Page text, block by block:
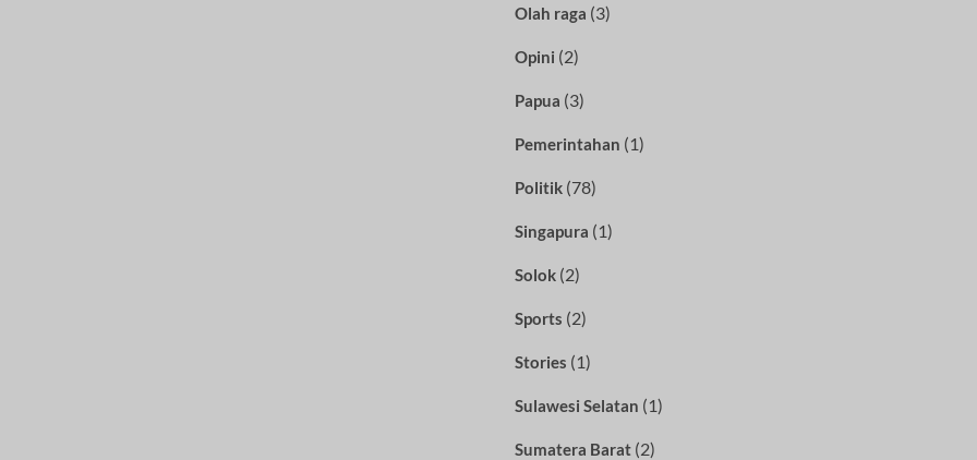
Olah raga (3)
Opini (2)
Papua (3)
Pemerintahan (1)
Politik(78)
Singapura (1)
Solok(2)
Sports (2)
Stories (1)
Sulawesi Selatan (1)
Sumatera Barat(2)